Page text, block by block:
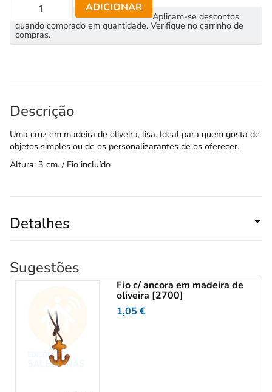
ADICIONAR
Aplicam-se descontos
quando comprado em quantidade. Verifique no carrinho de
compras.
Descrição
Uma cruz em madeira de oliveira, lisa. Ideal para quem gosta de
objetos simples ou de os personalizarantes de os oferecer.
Altura: 3 cm. / Fio incluído
Detalhes
Sugestões
Fio c/ ancora em madeira de
oliveira [2700]
1,05€